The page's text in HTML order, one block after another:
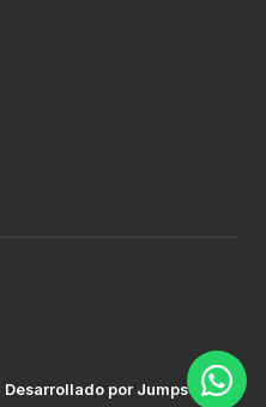
Desarrollado por Jumpseller.